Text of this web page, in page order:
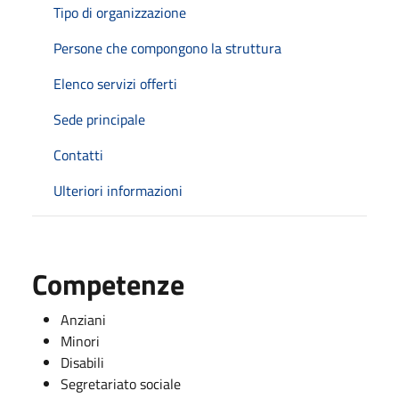
Tipo di organizzazione
Persone che compongono la struttura
Elenco servizi offerti
Sede principale
Contatti
Ulteriori informazioni
Competenze
Anziani
Minori
Disabili
Segretariato sociale